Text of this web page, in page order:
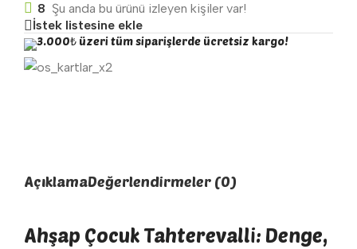
8 Şu anda bu ürünü izleyen kişiler var!
İstek listesine ekle
3.000₺ üzeri tüm siparişlerde ücretsiz kargo!
AçıklamaDeğerlendirmeler (0)
Ahşap Çocuk Tahterevalli: Denge,